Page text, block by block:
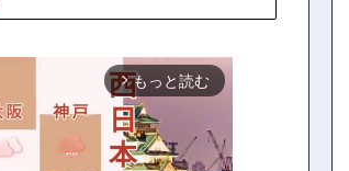
arrow_forward_ios もっと読む